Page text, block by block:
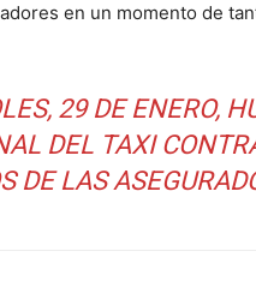
en un momento de
29 DE ENERO,
DEL TAXI
DE LAS